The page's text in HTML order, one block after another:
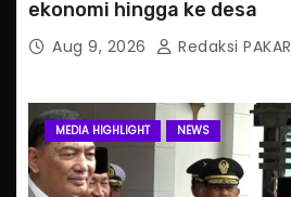
ekonomi hingga ke desa
Aug 9, 2026 Redaksi PAKAR
MEDIA HIGHLIGHT NEWS